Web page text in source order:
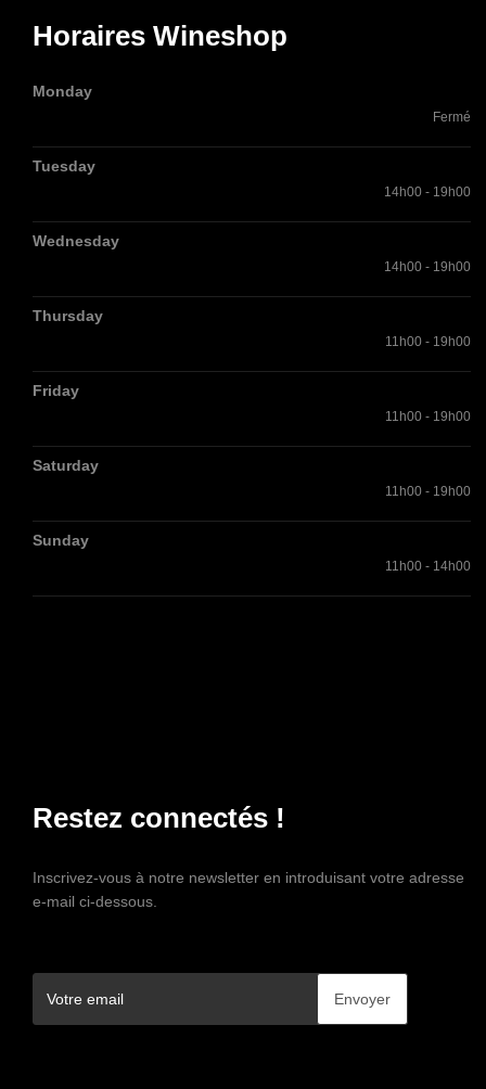
Horaires Wineshop
Monday
Fermé
Tuesday
14h00 - 19h00
Wednesday
14h00 - 19h00
Thursday
11h00 - 19h00
Friday
11h00 - 19h00
Saturday
11h00 - 19h00
Sunday
11h00 - 14h00
Restez connectés !
Inscrivez-vous à notre newsletter en introduisant votre adresse
e-mail ci-dessous.